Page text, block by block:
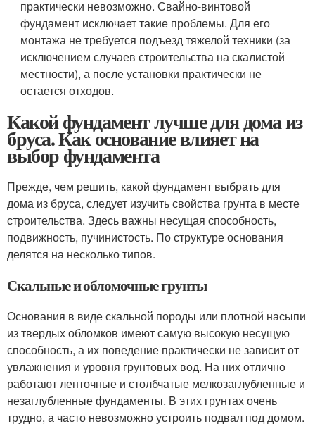
практически невозможно. Свайно-винтовой
фундамент исключает такие проблемы. Для его
монтажа не требуется подъезд тяжелой техники (за
исключением случаев строительства на скалистой
местности), а после установки практически не
остается отходов.
Какой фундамент лучше для дома из
бруса. Как основание влияет на
выбор фундамента
Прежде, чем решить, какой фундамент выбрать для
дома из бруса, следует изучить свойства грунта в месте
строительства. Здесь важны несущая способность,
подвижность, пучинистость. По структуре основания
делятся на несколько типов.
Скальные и обломочные грунты
Основания в виде скальной породы или плотной насыпи
из твердых обломков имеют самую высокую несущую
способность, а их поведение практически не зависит от
увлажнения и уровня грунтовых вод. На них отлично
работают ленточные и столбчатые мелкозаглубленные и
незаглубленные фундаменты. В этих грунтах очень
трудно, а часто невозможно устроить подвал под домом.